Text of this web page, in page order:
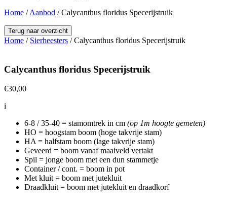
Home /Aanbod /Calycanthus floridus Specerijstruik
Terug naar overzicht
Home / Sierheesters / Calycanthus floridus Specerijstruik
Calycanthus floridus Specerijstruik
€30,00
i
6-8 / 35-40 = stamomtrek in cm (op 1m hoogte gemeten)
HO = hoogstam boom (hoge takvrije stam)
HA = halfstam boom (lage takvrije stam)
Geveerd = boom vanaf maaiveld vertakt
Spil = jonge boom met een dun stammetje
Container / cont. = boom in pot
Met kluit = boom met jutekluit
Draadkluit = boom met jutekluit en draadkorf